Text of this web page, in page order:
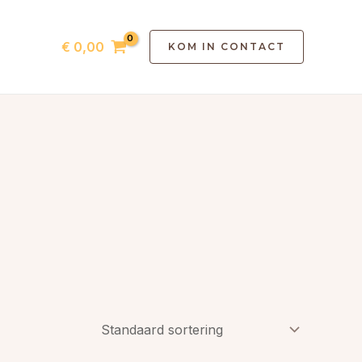
€ 0,00 KOM IN CONTACT